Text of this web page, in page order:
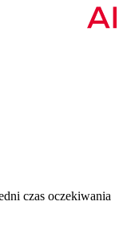
czas oczekiwania